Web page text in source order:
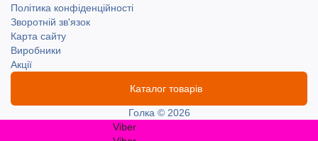
Політика конфіденційності
Зворотній зв'язок
Карта сайту
Виробники
Акції
Каталог товарів
Голка © 2026
Viber